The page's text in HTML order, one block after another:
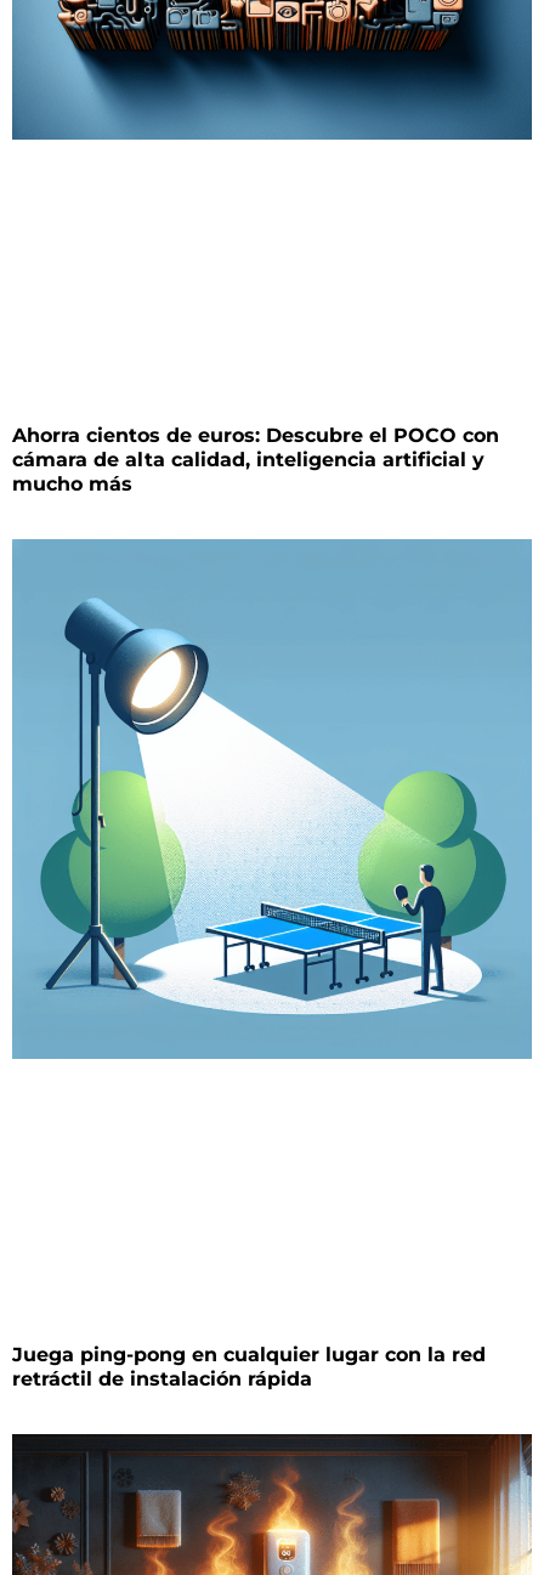
Ahorra cientos de euros: Descubre el POCO con
cámara de alta calidad, inteligencia artificial y
mucho más
Juega ping-pong en cualquier lugar con la red
retráctil de instalación rápida